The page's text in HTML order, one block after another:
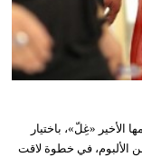
الأخير «غِلّ»، باختيار
الألبوم، في خطوة لاقت